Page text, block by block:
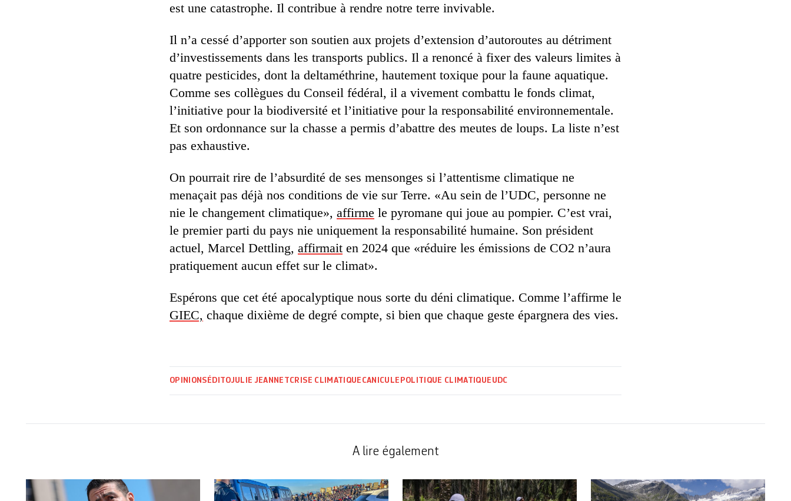
est une catastrophe. Il contribue à rendre notre terre invivable.
Il n’a cessé d’apporter son soutien aux projets d’extension d’autoroutes au détriment
d’investissements dans les transports publics. Il a renoncé à fixer des valeurs limites à
quatre pesticides, dont la deltaméthrine, hautement toxique pour la faune aquatique.
Comme ses collègues du Conseil fédéral, il a vivement combattu le fonds climat,
l’initiative pour la biodiversité et l’initiative pour la responsabilité environnementale.
Et son ordonnance sur la chasse a permis d’abattre des meutes de loups. La liste n’est
pas exhaustive.
On pourrait rire de l’absurdité de ses mensonges si l’attentisme climatique ne
menaçait pas déjà nos conditions de vie sur Terre. «Au sein de l’UDC, personne ne
nie le changement climatique», affirme le pyromane qui joue au pompier. C’est vrai,
le premier parti du pays nie uniquement la responsabilité humaine. Son président
actuel, Marcel Dettling, affirmait en 2024 que «réduire les émissions de CO2 n’aura
pratiquement aucun effet sur le climat».
Espérons que cet été apocalyptique nous sorte du déni climatique. Comme l’affirme le
GIEC, chaque dixième de degré compte, si bien que chaque geste épargnera des vies.
OPINIONS ÉDITOJULIE JEANNETCRISE CLIMATIQUE CANICULE POLITIQUE CLIMATIQUE UDC
A lire également